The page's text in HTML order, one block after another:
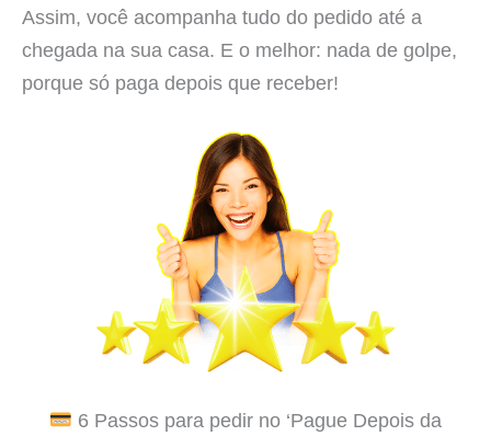
Assim, você acompanha tudo do pedido até a
chegada na sua casa. E o melhor: nada de golpe,
porque só paga depois que receber!
6 Passos para pedir no ‘Pague Depois da